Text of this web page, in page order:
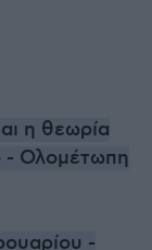
η θεωρία
- Ολομέτωπη
-